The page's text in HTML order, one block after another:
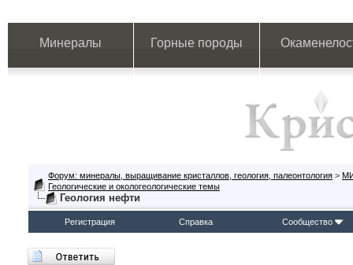
Минералы Горные породы
Форум: минералы, выращивание кристаллов, геология, палеонтология >
Геологические и окологеологические темы
Геология нефти
Регистрация Справка Сообщество